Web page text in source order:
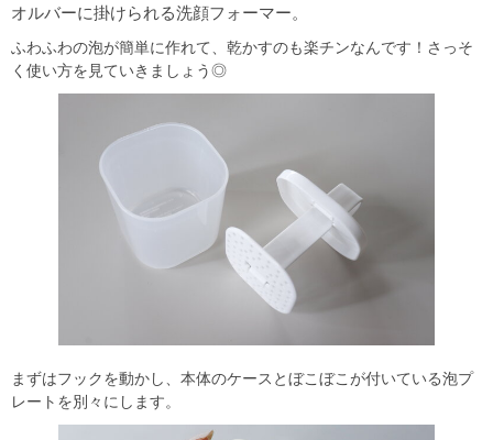
オルバーに掛けられる洗顔フォーマー。
ふわふわの泡が簡単に作れて、乾かすのも楽チンなんです！さっそ
く使い方を見ていきましょう◎
まずはフックを動かし、本体のケースとぼこぼこが付いている泡プ
レートを別々にします。